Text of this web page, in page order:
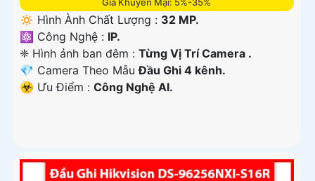
🔅 Hình Ành Chất Lượng : 32 MP.
⚛️ Công Nghệ : IP.
❈ Hình ảnh ban đêm : Từng Vị Trí Camera .
💎 Camera Theo MẫuĐầu Ghi 4 kênh.
️☣️ Ưu Điểm : Công Nghệ AI.